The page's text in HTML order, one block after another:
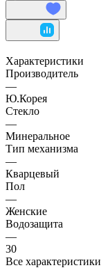
Характеристики
Производитель
—
Ю.Корея
Стекло
—
Минеральное
Тип механизма
—
Кварцевый
Пол
—
Женские
Водозащита
—
30
Все характеристики